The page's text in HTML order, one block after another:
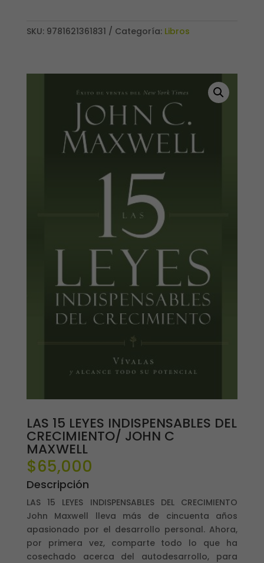
SKU: 9781621361831 Categoría: Libros
LAS 15 LEYES INDISPENSABLES DEL
CRECIMIENTO/ JOHN C
MAXWELL
$65,000
Descripción
LAS 15 LEYES INDISPENSABLES DEL CRECIMIENTO
John Maxwell lleva más de cincuenta años
apasionado por el desarrollo personal. Ahora,
por primera vez, comparte todo lo que ha
cosechado acerca del autodesarrollo, para